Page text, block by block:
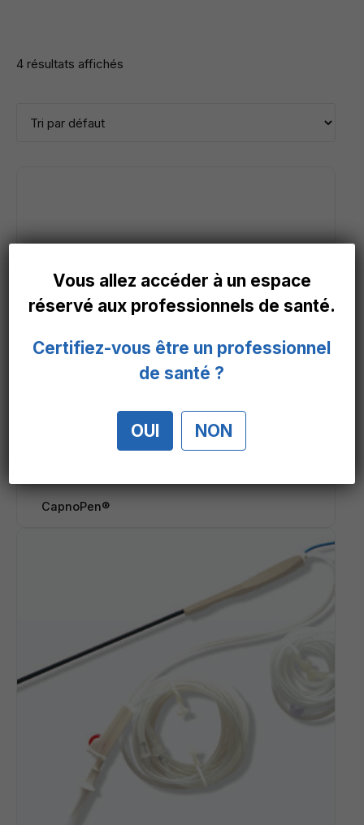
4 résultats affichés
CapnoPen®
Vous allez accéder à un espace
réservé aux professionnels de santé.
Certifiez-vous être un professionnel
de santé ?
OUI NON